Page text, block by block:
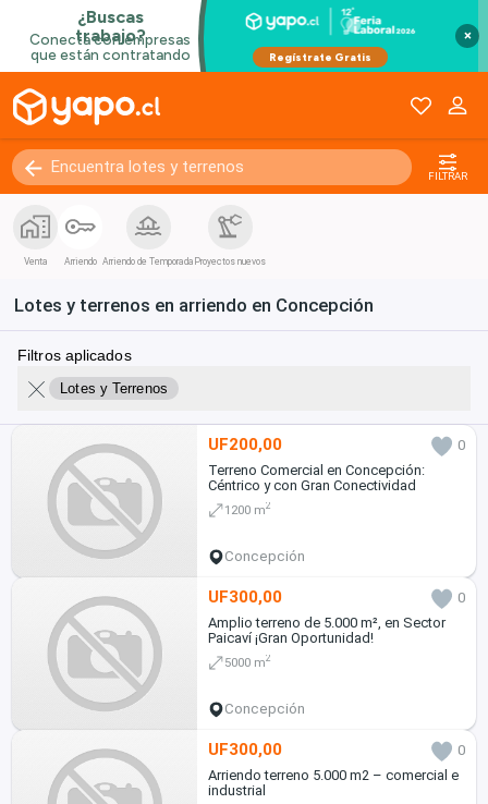
×
FILTRAR
Venta Arriendo Arriendo de Temporada Proyectos nuevos
Lotes y terrenos en arriendo en Concepción
Filtros aplicados
Lotes y Terrenos
UF200,00
0
Terreno Comercial en Concepción:
Céntrico y con Gran Conectividad
1200 m2
Concepción
UF300,00
0
Amplio terreno de 5.000 m², en Sector
Paicaví ¡Gran Oportunidad!
5000 m2
Concepción
UF300,00
0
Arriendo terreno 5.000 m2 – comercial e
industrial